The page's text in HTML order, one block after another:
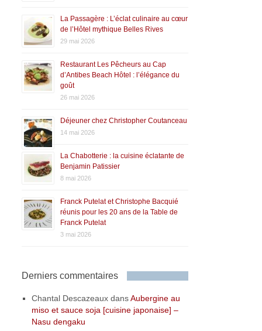
La Passagère : L’éclat culinaire au cœur
de l’Hôtel mythique Belles Rives
29 mai 2026
Restaurant Les Pêcheurs au Cap
d’Antibes Beach Hôtel : l’élégance du
goût
26 mai 2026
Déjeuner chez Christopher Coutanceau
14 mai 2026
La Chabotterie : la cuisine éclatante de
Benjamin Patissier
8 mai 2026
Franck Putelat et Christophe Bacquié
réunis pour les 20 ans de la Table de
Franck Putelat
3 mai 2026
Derniers commentaires
Chantal Descazeaux dansAubergine au
miso et sauce soja [cuisine japonaise] –
Nasu dengaku